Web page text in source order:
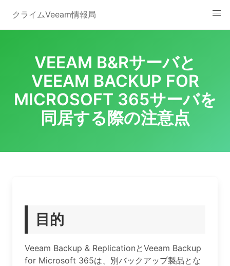
content
クライムVeeam情報局
VEEAM B&Rサーバと
VEEAM BACKUP FOR
MICROSOFT 365サーバを
同居する際の注意点
目的
Veeam Backup & ReplicationとVeeam Backup
for Microsoft 365は、別バックアップ製品とな